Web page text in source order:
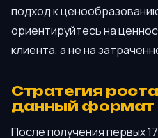
подход к
ориентируйтесь на
клиента, а не на
Стратегия
данный формат
После получения первых